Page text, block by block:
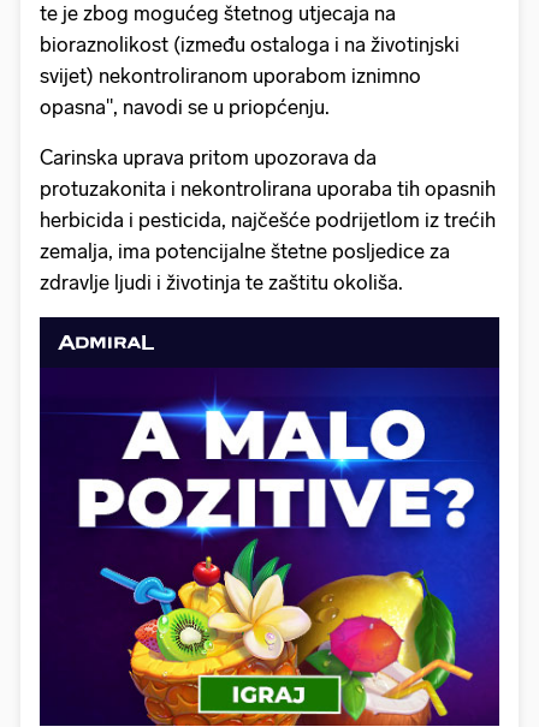
te je zbog mogućeg štetnog utjecaja na
bioraznolikost (između ostaloga i na životinjski
svijet) nekontroliranom uporabom iznimno
opasna", navodi se u priopćenju.
Carinska uprava pritom upozorava da
protuzakonita i nekontrolirana uporaba tih opasnih
herbicida i pesticida, najčešće podrijetlom iz trećih
zemalja, ima potencijalne štetne posljedice za
zdravlje ljudi i životinja te zaštitu okoliša.